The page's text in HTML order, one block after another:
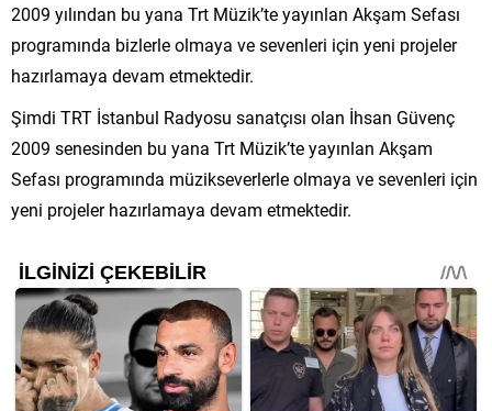
2009 yılından bu yana Trt Müzik’te yayınlan Akşam Sefası
programında bizlerle olmaya ve sevenleri için yeni projeler
hazırlamaya devam etmektedir.
Şimdi TRT İstanbul Radyosu sanatçısı olan İhsan Güvenç
2009 senesinden bu yana Trt Müzik’te yayınlan Akşam
Sefası programında müzikseverlerle olmaya ve sevenleri için
yeni projeler hazırlamaya devam etmektedir.